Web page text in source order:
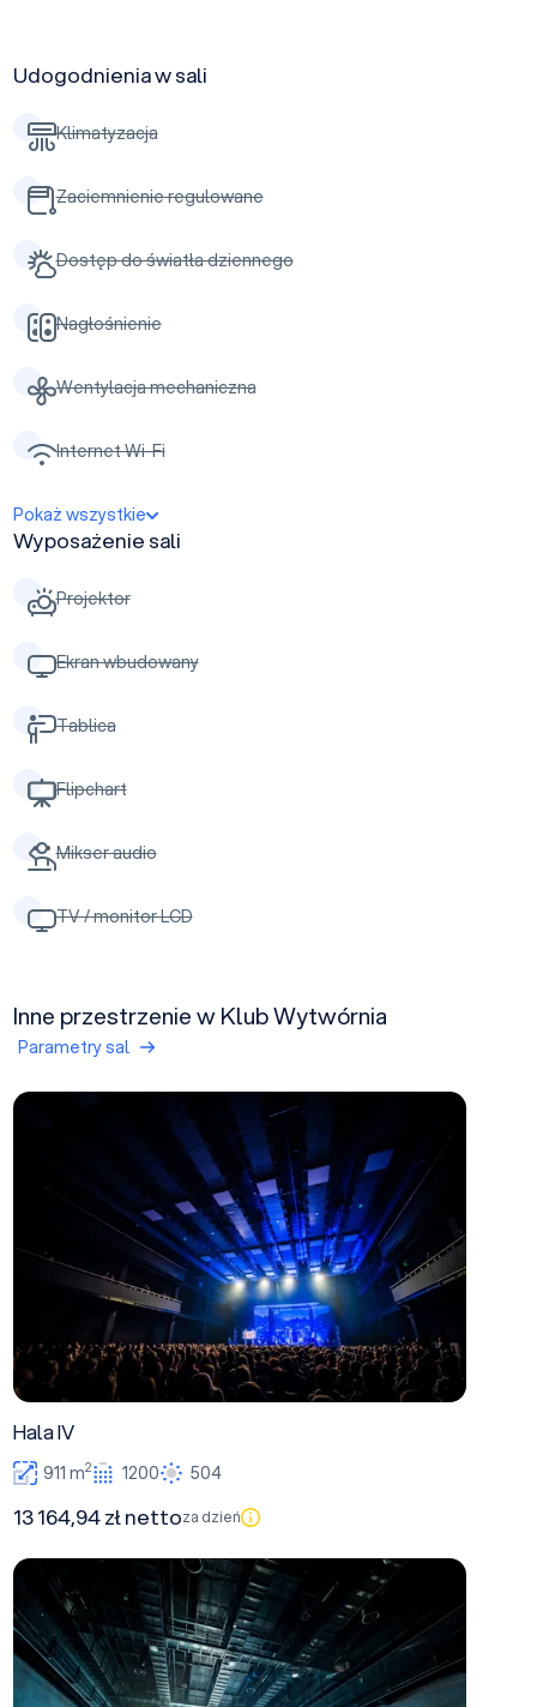
Udogodnienia w sali
Klimatyzacja
Zaciemnienie regulowane
Dostęp do światła dziennego
Nagłośnienie
Wentylacja mechaniczna
Internet Wi-Fi
Pokaż wszystkie
Wyposażenie sali
Projektor
Ekran wbudowany
Tablica
Flipchart
Mikser audio
TV / monitor LCD
Inne przestrzenie w Klub Wytwórnia
Parametry sal
Hala IV
911 m2 1200 504
13 164,94 zł nettoza dzień
Hala III